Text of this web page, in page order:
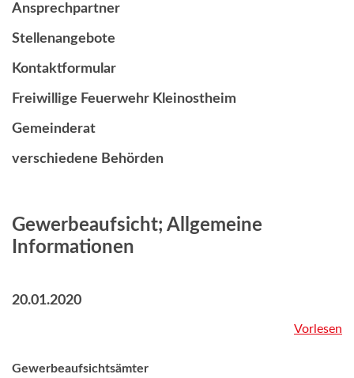
Ansprechpartner
Stellenangebote
Kontaktformular
Freiwillige Feuerwehr Kleinostheim
Gemeinderat
verschiedene Behörden
Gewerbeaufsicht; Allgemeine
Informationen
20.01.2020
Vorlesen
Gewerbeaufsichtsämter